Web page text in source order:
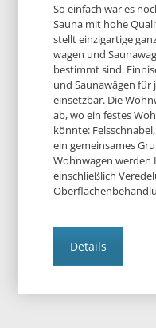
So einfach war es
Sauna mit hohe
stellt einzigartige
wagen und
bestimmt sind.
und Saunawägen für
einsetzbar. Die
ab, wo ein festes
könnte:
ein gemeinsames
Wohnwagen
einschließlich
Details